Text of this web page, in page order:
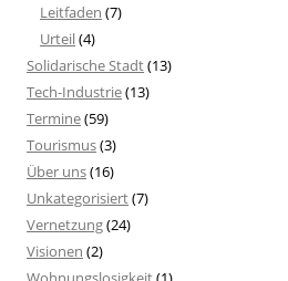
Leitfaden (7)
Urteil(4)
Solidarische Stadt(13)
Tech-Industrie(13)
Termine(59)
Tourismus(3)
Über uns(16)
Unkategorisiert(7)
Vernetzung(24)
Visionen (2)